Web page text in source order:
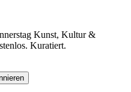
Kunst, Kultur &
Kuratiert.